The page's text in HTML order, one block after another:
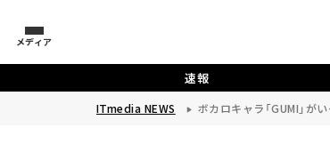
メディア
速報
ITmedia NEWS ボカロキャラ「GUMI」が